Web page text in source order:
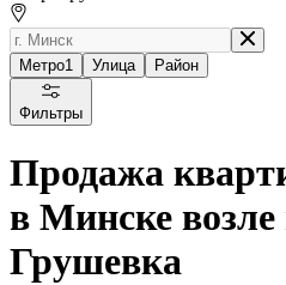
Метро1 Улица Район
Фильтры
Продажа
в Минске возле
Грушевка